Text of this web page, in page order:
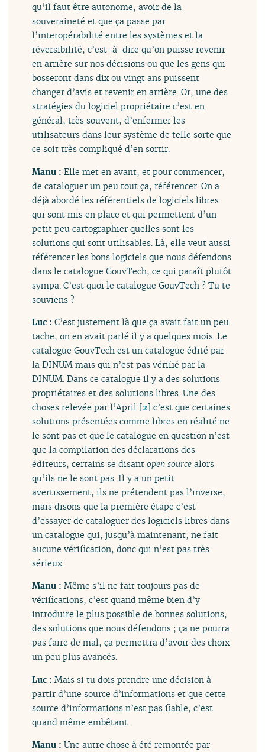
qu’il faut être autonome, avoir de la
souveraineté et que ça passe par
l’interopérabilité entre les systèmes et la
réversibilité, c’est-à-dire qu’on puisse revenir
en arrière sur nos décisions ou que les gens qui
bosseront dans dix ou vingt ans puissent
changer d’avis et revenir en arrière. Or, une des
stratégies du logiciel propriétaire c’est en
général, très souvent, d’enfermer les
utilisateurs dans leur système de telle sorte que
ce soit très compliqué d’en sortir.
Manu :Elle met en avant, et pour commencer,
de cataloguer un peu tout ça, référencer. On a
déjà abordé les référentiels de logiciels libres
qui sont mis en place et qui permettent d’un
petit peu cartographier quelles sont les
solutions qui sont utilisables. Là, elle veut aussi
référencer les bons logiciels que nous défendons
dans le catalogue GouvTech, ce qui paraît plutôt
sympa. C’est quoi le catalogue GouvTech ? Tu te
souviens ?
Luc :C’est justement là que ça avait fait un peu
tache, on en avait parlé il y a quelques mois. Le
catalogue GouvTech est un catalogue édité par
la DINUM mais qui n’est pas vérifié par la
DINUM. Dans ce catalogue il y a des solutions
propriétaires et des solutions libres. Une des
choses relevée par l’April [2] c’est que certaines
solutions présentées comme libres en réalité ne
le sont pas et que le catalogue en question n’est
que la compilation des déclarations des
éditeurs, certains se disantopen source alors
qu’ils ne le sont pas. Il y a un petit
avertissement, ils ne prétendent pas l’inverse,
mais disons que la première étape c’est
d’essayer de cataloguer des logiciels libres dans
un catalogue qui, jusqu’à maintenant, ne fait
aucune vérification, donc qui n’est pas très
sérieux.
Manu :Même s’il ne fait toujours pas de
vérifications, c’est quand même bien d’y
introduire le plus possible de bonnes solutions,
des solutions que nous défendons ; ça ne pourra
pas faire de mal, ça permettra d’avoir des choix
un peu plus avancés.
Luc :Mais si tu dois prendre une décision à
partir d’une source d’informations et que cette
source d’informations n’est pas fiable, c’est
quand même embêtant.
Manu :Une autre chose à été remontée par